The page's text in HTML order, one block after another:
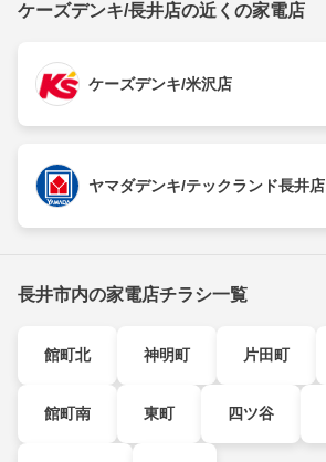
ケーズデンキ/長井店の近くの家電店
ケーズデンキ/米沢店
ヤマダデンキ/テックランド長井店
長井市内の家電店チラシ一覧
館町北 神明町 片田町
館町南 東町 四ツ谷